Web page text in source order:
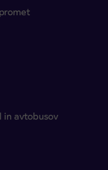
in avtobusov